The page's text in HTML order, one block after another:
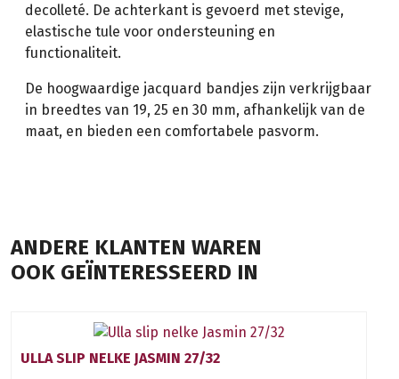
decolleté. De achterkant is gevoerd met stevige,
elastische tule voor ondersteuning en
functionaliteit.
De hoogwaardige jacquard bandjes zijn verkrijgbaar
in breedtes van 19, 25 en 30 mm, afhankelijk van de
maat, en bieden een comfortabele pasvorm.
ANDERE KLANTEN WAREN
OOK GEÏNTERESSEERD IN
ULLA SLIP NELKE JASMIN 27/32